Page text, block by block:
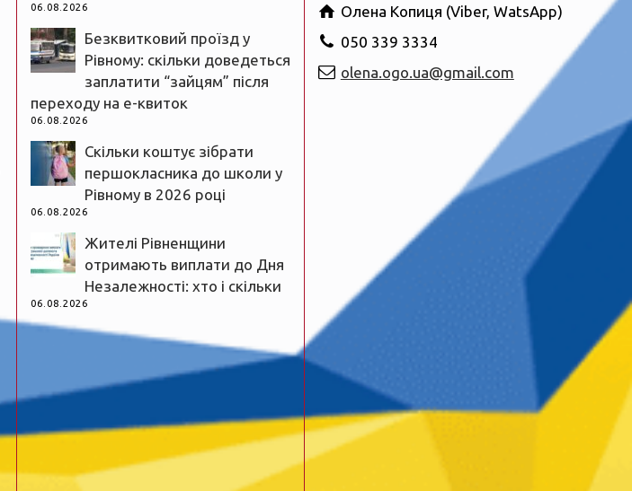
06.08.2026
Безквитковий проїзд у
Рівному: скільки доведеться
заплатити “зайцям” після
переходу на е-квиток
06.08.2026
Скільки коштує зібрати
першокласника до школи у
Рівному в 2026 році
06.08.2026
Жителі Рівненщини
отримають виплати до Дня
Незалежності: хто і скільки
06.08.2026
Олена Копиця (Viber, WatsApp)
050 339 3334
olena.ogo.ua@gmail.com